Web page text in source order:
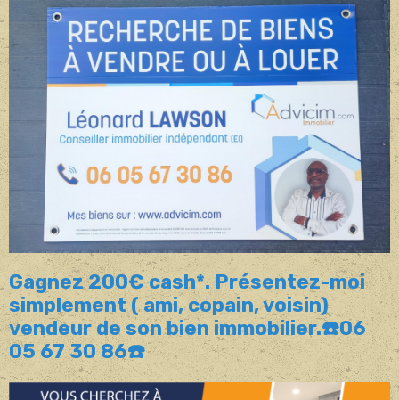
Gagnez 200€ cash*. Présentez-moi
simplement ( ami, copain, voisin)
vendeur de son bien immobilier.☎️06
05 67 30 86☎️